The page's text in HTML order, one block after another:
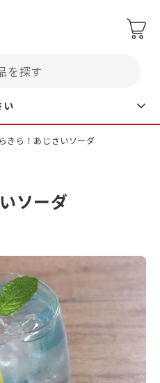
を探す
い
きら！あじさいソーダ
ソーダ